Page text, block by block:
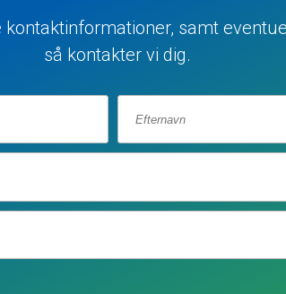
kontaktinformationer, samt
så kontakter vi dig.